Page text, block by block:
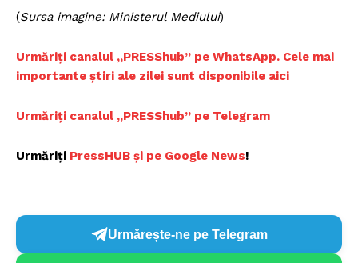
(Sursa imagine: Ministerul Mediului)
Urmăriți canalul „PRESShub” pe WhatsApp. Cele mai
importante știri ale zilei sunt disponibile aici
Urmăriți canalul „PRESShub” pe Telegram
Urmăriți PressHUB și pe Google News!
Urmărește-ne pe Telegram